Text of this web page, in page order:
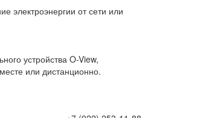
электроэнергии от сети или
устройства O-View,
или дистанционно.